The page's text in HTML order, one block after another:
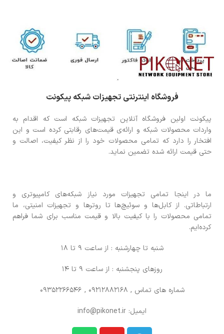
فروشگاه اینترنتی تجهیزات شبکه پیکونت
پیکونت اولین فروشگاه آنلاین تجهیزات شبکه است که اقدام به
واردات محصولات شبکه و ارائه‌ی قیمت‌های رقابتی کرده است و این
افتخار را دارد که تمامی محصولات خود را از نظر کیفیت، اصالت و
حتی قیمت ارائه شده تضمین نماید.
ما در اینجا تمامی تجهیزات مورد نیاز شبکه‌های کامپیوتری و
ارتباطاتی. از کابل‌ها و سوئیچ‌ها تا روترها و تجهیزات امنیتی، ما
تمامی محصولات را با کیفیت بالا و قیمت مناسب برای شما فراهم
کرده‌ایم.
شنبه تا چهارشنبه : از ساعت 9 تا 18
روزهای پنجشنبه : از ساعت 9 تا 14
شماره های تماس , 09212882168 , 09352266546
ایمیل: info@pikonet.ir